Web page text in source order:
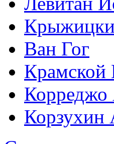
Ван Гог
Крамской
Корреджо
Корзухин